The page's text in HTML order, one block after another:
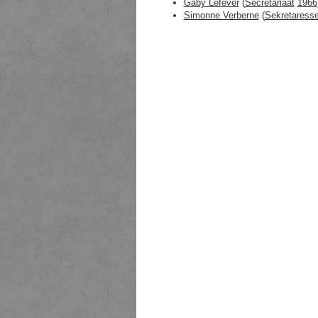
Gaby Lefever(Secretariaat 1966
Simonne Verberne(